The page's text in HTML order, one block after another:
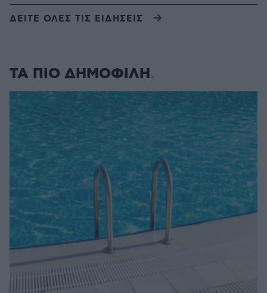
ΔΕΙΤΕ ΟΛΕΣ ΤΙΣ ΕΙΔΗΣΕΙΣ
ΤΑ ΠΙΟ ΔΗΜΟΦΙΛΗ